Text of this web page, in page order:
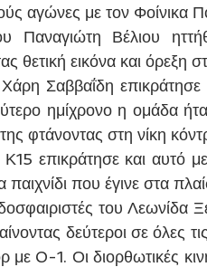
αγώνες με τον Φοίνικα
Παναγιώτη Βέλιου
θετική εικόνα και όρεξη
Σαββαΐδη
ημίχρονο η ομάδα
φτάνοντας στη νίκη
επικράτησε και αυτό
παιχνίδι που έγινε στα
του Λεωνίδα
δεύτεροι σε όλες
με 0-1. Οι διορθωτικές